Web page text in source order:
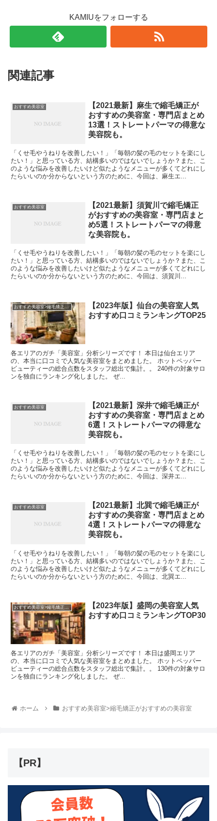
KAMIUをフォローする
関連記事
おすすめ美容室
【2021最新】麻生で縮毛矯正が
おすすめの美容室・専門店まとめ
13選！ストレートパーマの得意な
美容院も。
「くせ毛やうねりを改善したい！」「毎朝の髪の毛のセットを楽にし
たい！」と思っている方、結構多いのではないでしょうか？また、こ
のような悩みを改善したいけど似たようなメニューが多くてどれにし
たらいいのか分からないという方のために、今回は、麻生エ...
おすすめ美容室
【2021最新】須賀川で縮毛矯正
がおすすめの美容室・専門店まと
め5選！ストレートパーマの得意
な美容院も。
「くせ毛やうねりを改善したい！」「毎朝の髪の毛のセットを楽にし
たい！」と思っている方、結構多いのではないでしょうか？また、こ
のような悩みを改善したいけど似たようなメニューが多くてどれにし
たらいいのか分からないという方のために、今回は、須賀川...
おすすめ美容室>縮毛矯正がおすすめの美容室
【2023年版】仙台の美容室人気
おすすめ口コミランキングTOP25
各エリアのガチ「美容室」分析シリーズです！ 本日は仙台エリア
の、本当に口コミで人気な美容室をまとめました。 ホットペッパー
ビューティーの総合点数をスタッフ総出で集計。。 240件の対象サロ
ンを独自にランキング化しました。 ぜ...
おすすめ美容室
【2021最新】深井で縮毛矯正が
おすすめの美容室・専門店まとめ
6選！ストレートパーマの得意な
美容院も。
「くせ毛やうねりを改善したい！」「毎朝の髪の毛のセットを楽にし
たい！」と思っている方、結構多いのではないでしょうか？また、こ
のような悩みを改善したいけど似たようなメニューが多くてどれにし
たらいいのか分からないという方のために、今回は、深井エ...
おすすめ美容室
【2021最新】北巽で縮毛矯正が
おすすめの美容室・専門店まとめ
4選！ストレートパーマの得意な
美容院も。
「くせ毛やうねりを改善したい！」「毎朝の髪の毛のセットを楽にし
たい！」と思っている方、結構多いのではないでしょうか？また、こ
のような悩みを改善したいけど似たようなメニューが多くてどれにし
たらいいのか分からないという方のために、今回は、北巽エ...
おすすめ美容室>縮毛矯正がおすすめの美容室
【2023年版】盛岡の美容室人気
おすすめ口コミランキングTOP30
各エリアのガチ「美容室」分析シリーズです！ 本日は盛岡エリア
の、本当に口コミで人気な美容室をまとめました。 ホットペッパー
ビューティーの総合点数をスタッフ総出で集計。。 130件の対象サロ
ンを独自にランキング化しました。 ぜ...
ホーム おすすめ美容室>縮毛矯正がおすすめの美容室
【PR】